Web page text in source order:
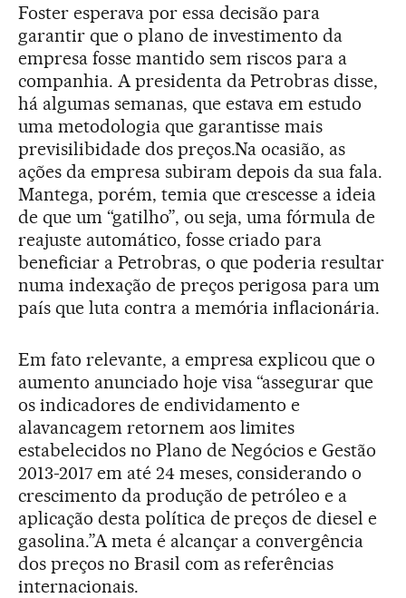
Foster esperava por essa decisão para
garantir que o plano de investimento da
empresa fosse mantido sem riscos para a
companhia. A presidenta da Petrobras disse,
há algumas semanas, que estava em estudo
uma metodologia que garantisse mais
previsilibidade dos preços.Na ocasião, as
ações da empresa subiram depois da sua fala.
Mantega, porém, temia que crescesse a ideia
de que um “gatilho”, ou seja, uma fórmula de
reajuste automático, fosse criado para
beneficiar a Petrobras, o que poderia resultar
numa indexação de preços perigosa para um
país que luta contra a memória inflacionária.
Em fato relevante, a empresa explicou que o
aumento anunciado hoje visa “assegurar que
os indicadores de endividamento e
alavancagem retornem aos limites
estabelecidos no Plano de Negócios e Gestão
2013-2017 em até 24 meses, considerando o
crescimento da produção de petróleo e a
aplicação desta política de preços de diesel e
gasolina.”A meta é alcançar a convergência
dos preços no Brasil com as referências
internacionais.